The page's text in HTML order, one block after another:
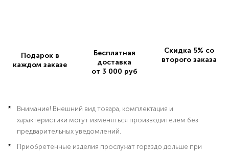
Подарок в
каждом заказе
Бесплатная
доставка
от 3 000 руб
Скидка 5% со
второго заказа
Внимание! Внешний вид товара, комплектация и
характеристики могут изменяться производителем без
предварительных уведомлений.
Приобретенные изделия прослужат гораздо дольше при